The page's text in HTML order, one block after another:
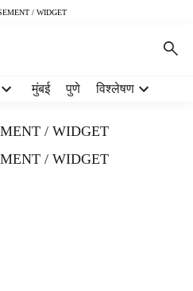
/ WIDGET
मुंबई पुणे विश्लेषण
/ WIDGET
/ WIDGET